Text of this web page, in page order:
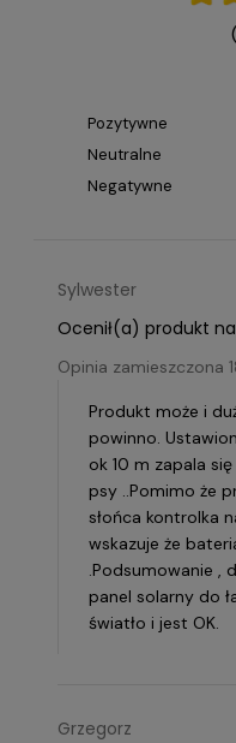
Pozytywne
Neutralne
Negatywne
Sylwester
Ocenił(a) produkt na
Opinia zamieszczona
Produkt może i
powinno.
ok 10 m zapala
psy ..Pomimo że
słońca kontrolka
wskazuje że
.Podsumowanie ,
panel solarny do
światło i jest OK.
Grzegorz